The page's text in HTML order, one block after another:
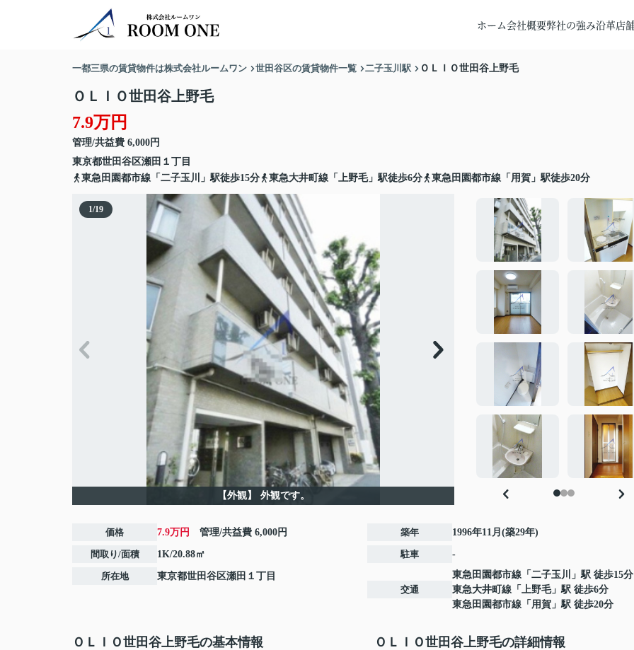
ホーム会社概要弊社の強み沿革店
一都三県の賃貸物件は株式会社ルームワン 世田谷区の賃貸物件一覧 二子玉川駅 ＯＬＩＯ世田谷上野毛
ＯＬＩＯ世田谷上野毛
7.9万円
管理/共益費 6,000円
東京都世田谷区瀬田 １丁目
東急田園都市線「二子玉川」駅徒歩15分
東急大井町線「上野毛」駅徒歩6分 東急田園都市線「用賀」駅徒歩20分
1/19
【外観】 外観です。
価格 7.9万円 管理/共益費 6,000円
間取り/面積 1K/20.88㎡
所在地 東京都世田谷区瀬田 １丁目
築年 1996年11月(築29年)
駐車 -
交通
東急田園都市線 「 二子玉川
」駅 徒歩15分
東急大井町線 「 上野毛」駅 徒歩6分
東急田園都市線 「 用賀 」駅 徒歩20分
ＯＬＩＯ世田谷上野毛の基本情報 ＯＬＩＯ世田谷上野毛の詳細情報